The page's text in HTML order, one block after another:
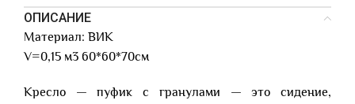
ОПИСАНИЕ
Материал: ВИК
V=0,15 м3 60*60*70см
Кресло — пуфик с гранулами — это сидение,